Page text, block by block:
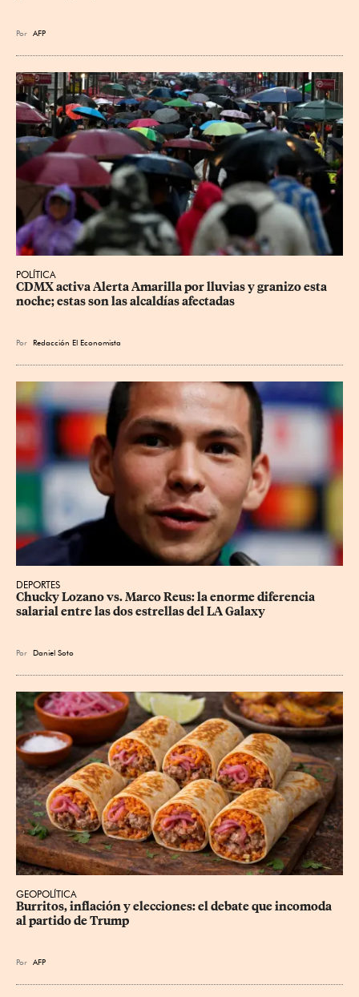
Por AFP
POLÍTICA
CDMX activa Alerta Amarilla por lluvias y granizo esta
noche; estas son las alcaldías afectadas
Por Redacción El Economista
DEPORTES
Chucky Lozano vs. Marco Reus: la enorme diferencia
salarial entre las dos estrellas del LA Galaxy
Por Daniel Soto
GEOPOLÍTICA
Burritos, inflación y elecciones: el debate que incomoda
al partido de Trump
Por AFP